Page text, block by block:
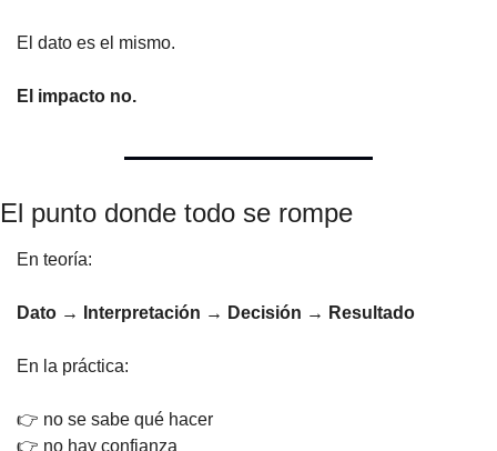
El dato es el mismo.
El impacto no.
El punto donde todo se rompe
En teoría:
Dato → Interpretación → Decisión → Resultado
En la práctica:
👉 no se sabe qué hacer
👉 no hay confianza